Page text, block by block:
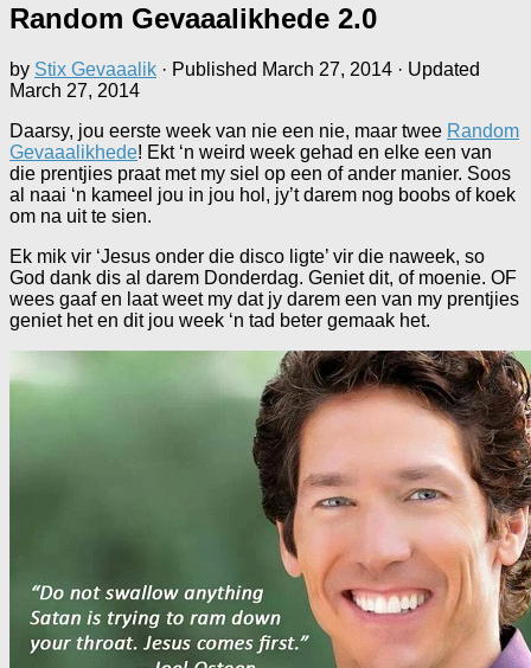
Random Gevaaalikhede 2.0
by Stix Gevaaalik · Published March 27, 2014 · Updated
March 27, 2014
Daarsy, jou eerste week van nie een nie, maar twee Random
Gevaaalikhede! Ekt ‘n weird week gehad en elke een van
die prentjies praat met my siel op een of ander manier. Soos
al naai ‘n kameel jou in jou hol, jy’t darem nog boobs of koek
om na uit te sien.
Ek mik vir ‘Jesus onder die disco ligte’ vir die naweek, so
God dank dis al darem Donderdag. Geniet dit, of moenie. OF
wees gaaf en laat weet my dat jy darem een van my prentjies
geniet het en dit jou week ‘n tad beter gemaak het.